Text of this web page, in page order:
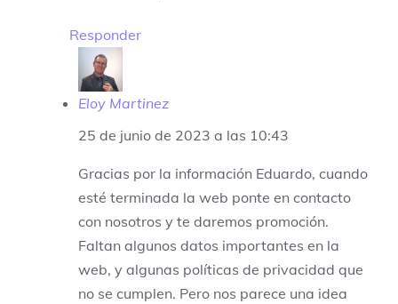
Responder
Eloy Martinez
25 de junio de 2023 a las 10:43
Gracias por la información Eduardo, cuando
esté terminada la web ponte en contacto
con nosotros y te daremos promoción.
Faltan algunos datos importantes en la
web, y algunas políticas de privacidad que
no se cumplen. Pero nos parece una idea